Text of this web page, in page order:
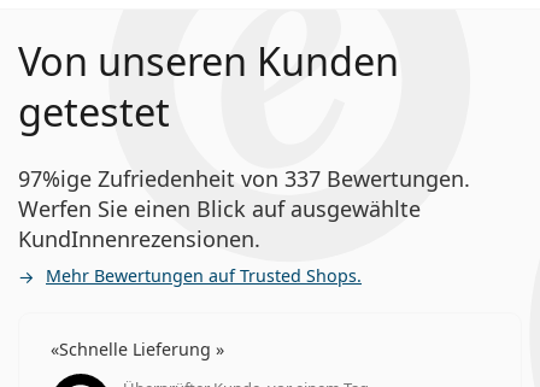
Von unseren Kunden
getestet
97%ige Zufriedenheit von 337 Bewertungen.
Werfen Sie einen Blick auf ausgewählte
KundInnenrezensionen.
Mehr Bewertungen auf Trusted Shops.
Schnelle Lieferung